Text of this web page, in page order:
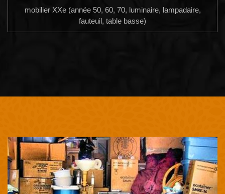
mobilier XXe (année 50, 60, 70, luminaire, lampadaire,
fauteuil, table basse)